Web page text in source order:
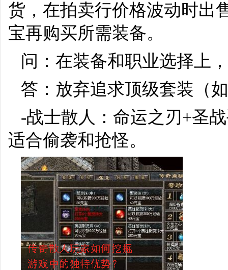
货，在拍卖行价格波动时出
宝再购买所需装备。
问：在装备和职业选择上
答：放弃追求顶级套装（
-战士散人：命运之刃+圣
适合偷袭和抢怪。